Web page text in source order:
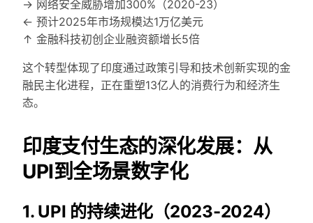
→ 网络安全威胁增加300%（2020-23）
← 预计2025年市场规模达1万亿美元
↑ 金融科技初创企业融资额增长5倍
这个转型体现了印度通过政策引导和技术创新实现的金
融民主化进程，正在重塑13亿人的消费行为和经济生
态。
印度支付生态的深化发展：从
UPI到全场景数字化
1. UPI 的持续进化（2023-2024）